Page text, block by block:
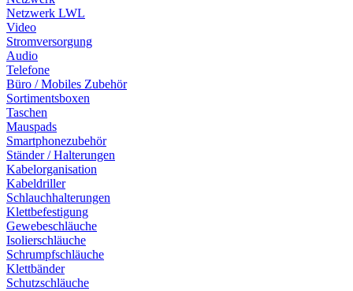
Netzwerk LWL
Video
Stromversorgung
Audio
Telefone
Büro / Mobiles Zubehör
Sortimentsboxen
Taschen
Mauspads
Smartphonezubehör
Ständer / Halterungen
Kabelorganisation
Kabeldriller
Schlauchhalterungen
Klettbefestigung
Gewebeschläuche
Isolierschläuche
Schrumpfschläuche
Klettbänder
Schutzschläuche